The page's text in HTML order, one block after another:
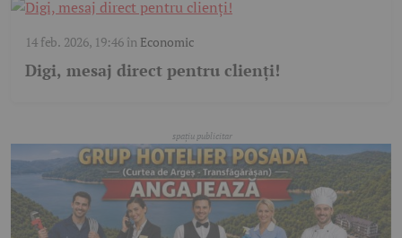
14 feb. 2026, 19:46în Economic
Digi, mesaj direct pentru clienți!